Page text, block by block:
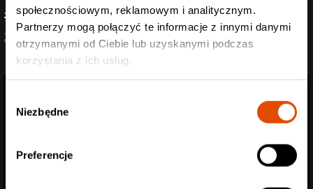
społecznościowym, reklamowym i analitycznym.
Partnerzy mogą połączyć te informacje z innymi danymi
otrzymanymi od Ciebie lub uzyskanymi podczas
korzystania z ich usług.
zgody
Niezbędne
Preferencje
#StreszczenieTygodnia
Zobacz aktualizację z ostatnich dni (27.07-07.08.2026)